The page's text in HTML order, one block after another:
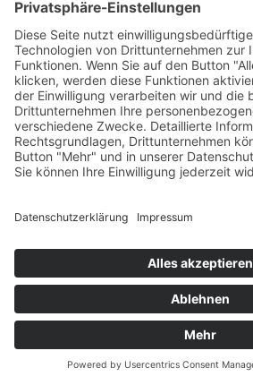
Sie wurde vom Orgelbauer N.
überarbeitet..
2 Die Bachstadt
Bild..